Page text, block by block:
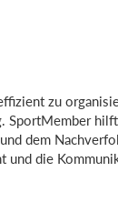
zu
dem
die